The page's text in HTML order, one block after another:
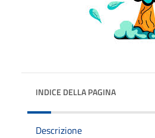
INDICE DELLA PAGINA
Descrizione